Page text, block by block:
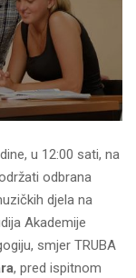
u 12:00 sati, na
odbrana
djela na
Akademije
smjer TRUBA
, pred ispitnom